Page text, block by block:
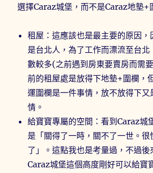
選擇Caraz城堡，而不是Caraz地墊+
租屋：這應該也是最主要的原因，
是台北人，為了工作而漂流至台北
數較多(之前遇到房東要賣房而需
前的租屋處是放得下地墊+圍欄，
運圍欄是一件事情，放不放得下又
情。
給寶寶專屬的空間：看到Caraz城
是「關得了一時，關不了一世。
了」。這點我也是考量過，不過
Caraz城堡這個高度剛好可以給寶